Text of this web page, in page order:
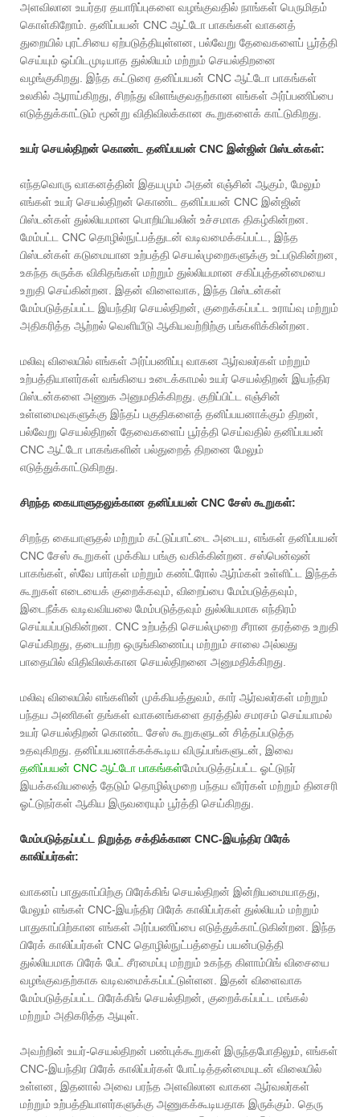
அளவிலான உயர்தர தயாரிப்புகளை வழங்குவதில் நாங்கள் பெருமிதம்
கொள்கிறோம். தனிப்பயன் CNC ஆட்டோ பாகங்கள் வாகனத்
துறையில் புரட்சியை ஏற்படுத்தியுள்ளன, பல்வேறு தேவைகளைப் பூர்த்தி
செய்யும் ஒப்பிடமுடியாத துல்லியம் மற்றும் செயல்திறனை
வழங்குகிறது. இந்த கட்டுரை தனிப்பயன் CNC ஆட்டோ பாகங்கள்
உலகில் ஆராய்கிறது, சிறந்து விளங்குவதற்கான எங்கள் அர்ப்பணிப்பை
எடுத்துக்காட்டும் மூன்று விதிவிலக்கான கூறுகளைக் காட்டுகிறது.
உயர் செயல்திறன் கொண்ட தனிப்பயன் CNC இன்ஜின் பிஸ்டன்கள்:
எந்தவொரு வாகனத்தின் இதயமும் அதன் எஞ்சின் ஆகும், மேலும்
எங்கள் உயர் செயல்திறன் கொண்ட தனிப்பயன் CNC இன்ஜின்
பிஸ்டன்கள் துல்லியமான பொறியியலின் உச்சமாக திகழ்கின்றன.
மேம்பட்ட CNC தொழில்நுட்பத்துடன் வடிவமைக்கப்பட்ட, இந்த
பிஸ்டன்கள் கடுமையான உற்பத்தி செயல்முறைகளுக்கு உட்படுகின்றன,
உகந்த சுருக்க விகிதங்கள் மற்றும் துல்லியமான சகிப்புத்தன்மையை
உறுதி செய்கின்றன. இதன் விளைவாக, இந்த பிஸ்டன்கள்
மேம்படுத்தப்பட்ட இயந்திர செயல்திறன், குறைக்கப்பட்ட உராய்வு மற்றும்
அதிகரித்த ஆற்றல் வெளியீடு ஆகியவற்றிற்கு பங்களிக்கின்றன.
மலிவு விலையில் எங்கள் அர்ப்பணிப்பு வாகன ஆர்வலர்கள் மற்றும்
உற்பத்தியாளர்கள் வங்கியை உடைக்காமல் உயர் செயல்திறன் இயந்திர
பிஸ்டன்களை அணுக அனுமதிக்கிறது. குறிப்பிட்ட எஞ்சின்
உள்ளமைவுகளுக்கு இந்தப் பகுதிகளைத் தனிப்பயனாக்கும் திறன்,
பல்வேறு செயல்திறன் தேவைகளைப் பூர்த்தி செய்வதில் தனிப்பயன்
CNC ஆட்டோ பாகங்களின் பல்துறைத் திறனை மேலும்
எடுத்துக்காட்டுகிறது.
சிறந்த கையாளுதலுக்கான தனிப்பயன் CNC சேஸ் கூறுகள்:
சிறந்த கையாளுதல் மற்றும் கட்டுப்பாட்டை அடைய, எங்கள் தனிப்பயன்
CNC சேஸ் கூறுகள் முக்கிய பங்கு வகிக்கின்றன. சஸ்பென்ஷன்
பாகங்கள், ஸ்வே பார்கள் மற்றும் கண்ட்ரோல் ஆர்ம்கள் உள்ளிட்ட இந்தக்
கூறுகள் எடையைக் குறைக்கவும், விறைப்பை மேம்படுத்தவும்,
இடைநீக்க வடிவவியலை மேம்படுத்தவும் துல்லியமாக எந்திரம்
செய்யப்படுகின்றன. CNC உற்பத்தி செயல்முறை சீரான தரத்தை உறுதி
செய்கிறது, தடையற்ற ஒருங்கிணைப்பு மற்றும் சாலை அல்லது
பாதையில் விதிவிலக்கான செயல்திறனை அனுமதிக்கிறது.
மலிவு விலையில் எங்களின் முக்கியத்துவம், கார் ஆர்வலர்கள் மற்றும்
பந்தய அணிகள் தங்கள் வாகனங்களை தரத்தில் சமரசம் செய்யாமல்
உயர் செயல்திறன் கொண்ட சேஸ் கூறுகளுடன் சித்தப்படுத்த
உதவுகிறது. தனிப்பயனாக்கக்கூடிய விருப்பங்களுடன், இவை
தனிப்பயன் CNC ஆட்டோ பாகங்கள்மேம்படுத்தப்பட்ட ஓட்டுநர்
இயக்கவியலைத் தேடும் தொழில்முறை பந்தய வீரர்கள் மற்றும் தினசரி
ஓட்டுநர்கள் ஆகிய இருவரையும் பூர்த்தி செய்கிறது.
மேம்படுத்தப்பட்ட நிறுத்த சக்திக்கான CNC-இயந்திர பிரேக்
காலிப்பர்கள்:
வாகனப் பாதுகாப்பிற்கு பிரேக்கிங் செயல்திறன் இன்றியமையாதது,
மேலும் எங்கள் CNC-இயந்திர பிரேக் காலிப்பர்கள் துல்லியம் மற்றும்
பாதுகாப்பிற்கான எங்கள் அர்ப்பணிப்பை எடுத்துக்காட்டுகின்றன. இந்த
பிரேக் காலிப்பர்கள் CNC தொழில்நுட்பத்தைப் பயன்படுத்தி
துல்லியமாக பிரேக் பேட் சீரமைப்பு மற்றும் உகந்த கிளாம்பிங் விசையை
வழங்குவதற்காக வடிவமைக்கப்பட்டுள்ளன. இதன் விளைவாக
மேம்படுத்தப்பட்ட பிரேக்கிங் செயல்திறன், குறைக்கப்பட்ட மங்கல்
மற்றும் அதிகரித்த ஆயுள்.
அவற்றின் உயர்-செயல்திறன் பண்புக்கூறுகள் இருந்தபோதிலும், எங்கள்
CNC-இயந்திர பிரேக் காலிப்பர்கள் போட்டித்தன்மையுடன் விலையில்
உள்ளன, இதனால் அவை பரந்த அளவிலான வாகன ஆர்வலர்கள்
மற்றும் உற்பத்தியாளர்களுக்கு அணுகக்கூடியதாக இருக்கும். தெரு